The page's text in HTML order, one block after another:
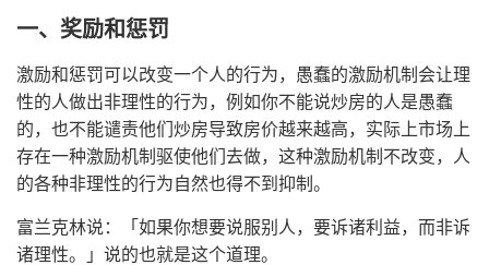
一、奖励和惩罚
激励和惩罚可以改变一个人的行为，愚蠢的激励机制会让理
性的人做出非理性的行为，例如你不能说炒房的人是愚蠢
的，也不能谴责他们炒房导致房价越来越高，实际上市场上
存在一种激励机制驱使他们去做，这种激励机制不改变，人
的各种非理性的行为自然也得不到抑制。
富兰克林说：「如果你想要说服别人，要诉诸利益，而非诉
诸理性。」说的也就是这个道理。